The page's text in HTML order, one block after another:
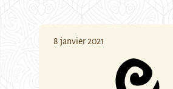
8 janvier 2021